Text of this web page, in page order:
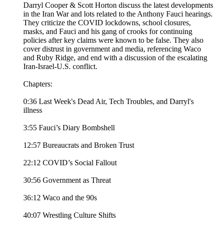
Darryl Cooper & Scott Horton discuss the latest developments
in the Iran War and lots related to the Anthony Fauci hearings.
They criticize the COVID lockdowns, school closures,
masks, and Fauci and his gang of crooks for continuing
policies after key claims were known to be false. They also
cover distrust in government and media, referencing Waco
and Ruby Ridge, and end with a discussion of the escalating
Iran-Israel-U.S. conflict.
Chapters:
0:36 Last Week's Dead Air, Tech Troubles, and Darryl's
illness
3:55 Fauci’s Diary Bombshell
12:57 Bureaucrats and Broken Trust
22:12 COVID’s Social Fallout
30:56 Government as Threat
36:12 Waco and the 90s
40:07 Wrestling Culture Shifts